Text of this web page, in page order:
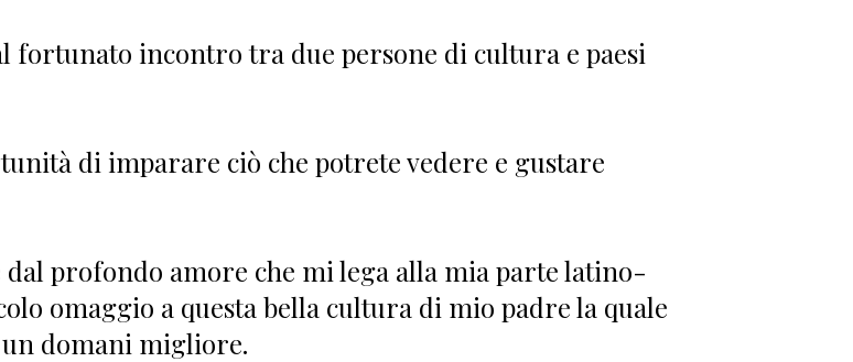
fortunato incontro tra due persone di cultura e paesi
di imparare ciò che potrete vedere e gustare
dal profondo amore che mi lega alla mia parte latino-
omaggio a questa bella cultura di mio padre la quale
un domani migliore.